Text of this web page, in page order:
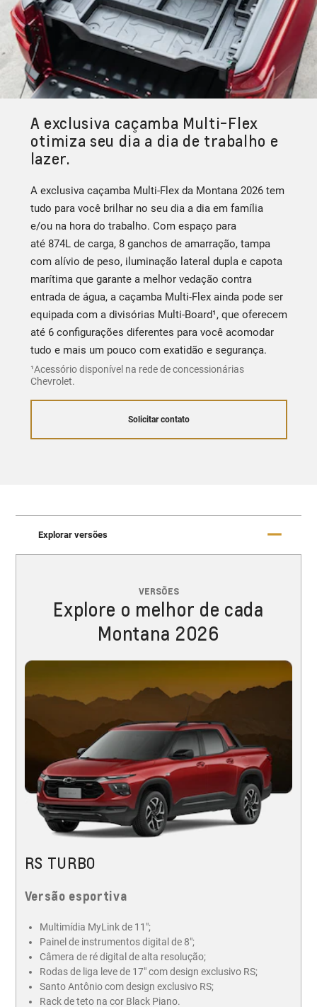
A exclusiva caçamba Multi-Flex
otimiza seu dia a dia de trabalho e
lazer.
A exclusiva caçamba Multi-Flex da Montana 2026 tem
tudo para você brilhar no seu dia a dia em família
e/ou na hora do trabalho. Com espaço para
até 874L de carga, 8 ganchos de amarração, tampa
com alívio de peso, iluminação lateral dupla e capota
marítima que garante a melhor vedação contra
entrada de água, a caçamba Multi-Flex ainda pode ser
equipada com a divisórias Multi-Board¹, que oferecem
até 6 configurações diferentes para você acomodar
tudo e mais um pouco com exatidão e segurança.
¹Acessório disponível na rede de concessionárias
Chevrolet.
Solicitar contato
Explorar versões
VERSÕES
Explore o melhor de cada
Montana 2026
RS TURBO
Versão esportiva
Multimídia MyLink de 11";
Painel de instrumentos digital de 8";
Câmera de ré digital de alta resolução;
Rodas de liga leve de 17" com design exclusivo RS;
Santo Antônio com design exclusivo RS;
Rack de teto na cor Black Piano.